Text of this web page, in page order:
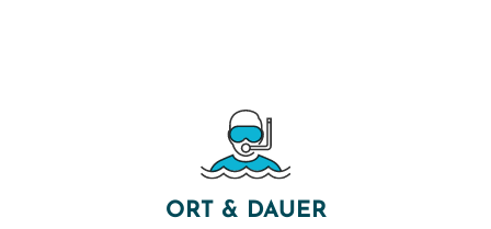
ORT & DAUER